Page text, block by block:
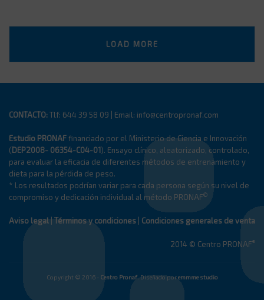
LOAD MORE
CONTACTO:Tlf: 644 39 58 09 | Email: info@centropronaf.com
Estudio PRONAFfinanciado por el Ministerio de Ciencia e Innovación
(DEP2008- 06354-C04-01). Ensayo clínico, aleatorizado, controlado,
para evaluar la eficacia de diferentes métodos de entrenamiento y
dieta para la pérdida de peso.
* Los resultados podrían variar para cada persona según su nivel de
compromiso y dedicación individual al método PRONAF©
Aviso legal Términos y condiciones Condiciones generales de venta
2014 © Centro PRONAF®
Copyright © 2016 - Centro Pronaf. Diseñado poremmme studio